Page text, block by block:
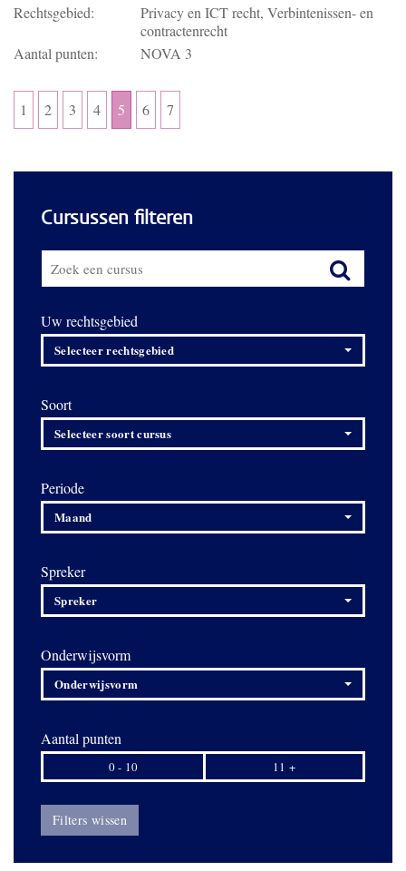
Rechtsgebied:
Privacy en ICT recht, Verbintenissen- en
contractenrecht
Aantal punten:
NOVA 3
1 2 3 4 5 6 7
Cursussen filteren
Uw rechtsgebied
Selecteer rechtsgebied
Soort
Selecteer soort cursus
Periode
Maand
Spreker
Spreker
Onderwijsvorm
Onderwijsvorm
Aantal punten
0 - 10 11 +
Filters wissen